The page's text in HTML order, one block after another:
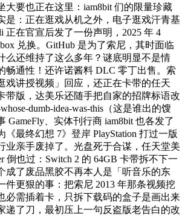
大要也正在这里：iam8bit 们的限量珍藏
是：正在逛戏从机之外，电子逛戏汗青基
正在官宣后发了一份声明，2025 年 4
兑换。GitHub 是为了索尼，其时面临
么还维持了这么多年？谜底明显不是情
畅通性！还许诺酱料 DLC 零丁出售。索
戏讲授视频」回应，还正在卡带的任天
带版，达美乐还随手把自家的招牌标语改
dumb-idea-was-this（这是谁出的馊
GameFly、实体刊行商 iam8bit 也各发了
《最终幻想 7》登岸 PlayStation 打过一版
业亲手废掉了。光盘死于合谋，任天堂美
倒也过：Switch 2 的 64GB 卡带拆不下一
成了废品黑胶不再本人是「听音乐的东
件更狠的事：把索尼 2013 年那条视频挖
必需插着卡，只拆下载码的盒子是画出来
递了刀，最初压上一句反盗版老告白的改